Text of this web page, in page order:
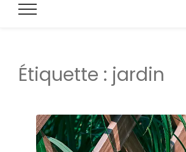
Étiquette : jardin